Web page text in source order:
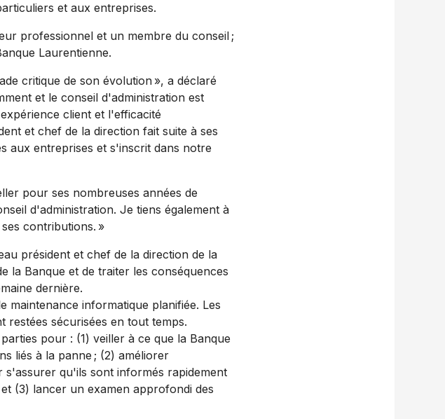
et aux entreprises.
professionnel et un membre du conseil ;
Laurentienne.
critique de son évolution », a déclaré
et le conseil d'administration est
client et l'efficacité
et chef de la direction fait suite à ses
aux entreprises et s'inscrit dans notre
pour ses nombreuses années de
d'administration. Je tiens également à
contributions. »
président et chef de la direction de la
la Banque et de traiter les conséquences
dernière.
informatique planifiée. Les
restées sécurisées en tout temps.
pour : (1) veiller à ce que la Banque
liés à la panne ; (2) améliorer
s'assurer qu'ils sont informés rapidement
(3) lancer un examen approfondi des